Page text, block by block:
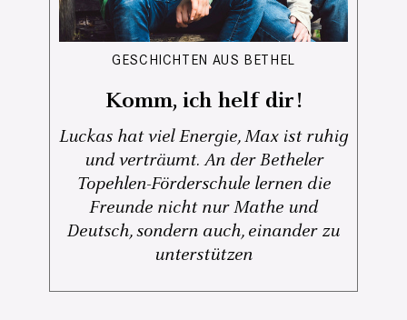
GESCHICHTEN AUS BETHEL
Komm, ich helf dir!
Luckas hat viel Energie, Max ist ruhig
und verträumt. An der Betheler
Topehlen-Förderschule lernen die
Freunde nicht nur Mathe und
Deutsch, sondern auch, einander zu
unterstützen